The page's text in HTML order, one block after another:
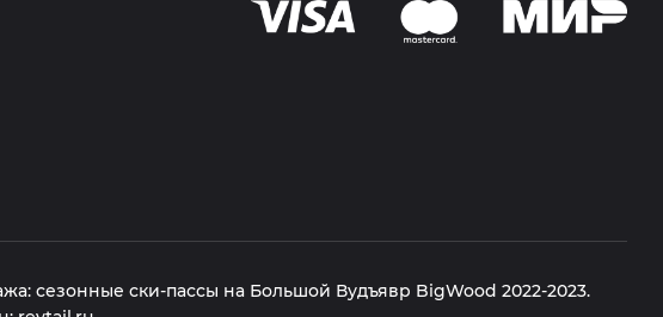
сезонные ски-пассы на Большой Вудъявр BigWood 2022-2023.